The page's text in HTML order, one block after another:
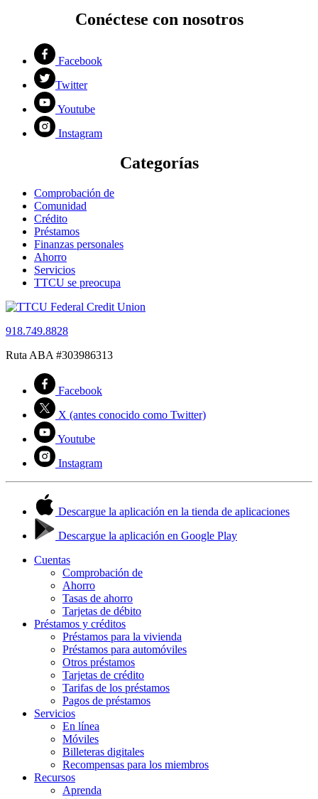
Conéctese con nosotros
Facebook
Twitter
Youtube
Instagram
Categorías
Comprobación de
Comunidad
Crédito
Préstamos
Finanzas personales
Ahorro
Servicios
TTCU se preocupa
918.749.8828
Ruta ABA #303986313
Facebook
X (antes conocido como Twitter)
Youtube
Instagram
Descargue la aplicación en la tienda de aplicaciones
Descargue la aplicación en Google Play
Cuentas
Comprobación de
Ahorro
Tasas de ahorro
Tarjetas de débito
Préstamos y créditos
Préstamos para la vivienda
Préstamos para automóviles
Otros préstamos
Tarjetas de crédito
Tarifas de los préstamos
Pagos de préstamos
Servicios
En línea
Móviles
Billeteras digitales
Recompensas para los miembros
Recursos
Aprenda